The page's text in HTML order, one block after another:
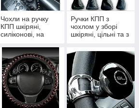
Чохли на ручку
КПП шкіряні,
силіконові, на
Ручки КПП з
чохлом у зборі
шкіряні, цільні та з